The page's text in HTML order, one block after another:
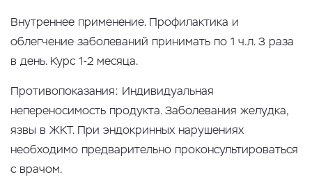
Внутреннее применение. Профилактика и
облегчение заболеваний принимать по 1 ч.л. 3 раза
в день. Курс 1-2 месяца.
Противопоказания: Индивидуальная
непереносимость продукта. Заболевания желудка,
язвы в ЖКТ. При эндокринных нарушениях
необходимо предварительно проконсультироваться
с врачом.